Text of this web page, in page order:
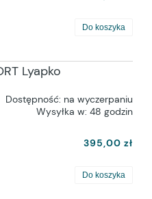
Do koszyka
Lyapko
Dostępność: na wyczerpaniu
Wysyłka w: 48 godzin
395,00 zł
Do koszyka